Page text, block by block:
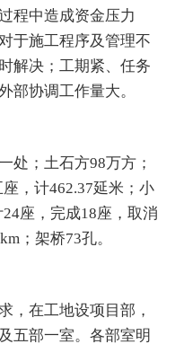
程中造成资金压力
于施工程序及管理不
解决；工期紧、任务
部协调工作量大。
处；土石方98万方；
，计462.37延米；小
座，完成18座，取消
；架桥73孔。
，在工地设项目部，
五部一室。各部室明